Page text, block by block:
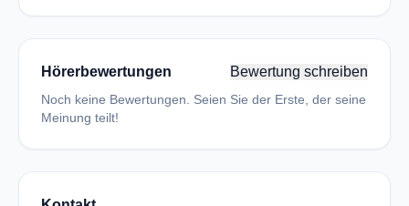
Hörerbewertungen Bewertung schreiben
Noch keine Bewertungen. Seien Sie der Erste, der seine
Meinung teilt!